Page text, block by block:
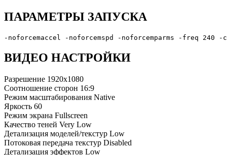
ПАРАМЕТРЫ ЗАПУСКА
-noforcemaccel -noforcemspd -noforcemparms -freq
ВИДЕО НАСТРОЙКИ
Разрешение 1920x1080
Соотношение сторон 16:9
Режим масштабирования Native
Яркость 60
Режим экрана Fullscreen
Качество теней Very Low
Детализация моделей/текстур Low
Потоковая передача текстур Disabled
Детализация эффектов Low